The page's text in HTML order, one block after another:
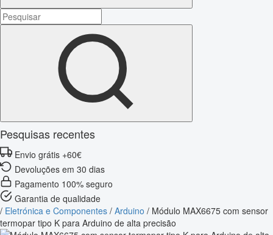
Pesquisas recentes
Envio grátis +60€
Devoluções em 30 dias
Pagamento 100% seguro
Garantia de qualidade
/ Eletrónica e Componentes / Arduino / Módulo MAX6675 com sensor
termopar tipo K para Arduino de alta precisão